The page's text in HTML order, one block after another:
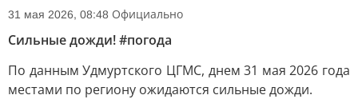
31 мая 2026, 08:48 Официально
Сильные дожди! #погода
По данным Удмуртского ЦГМС, днем 31 мая 2026 года
местами по региону ожидаются сильные дожди.